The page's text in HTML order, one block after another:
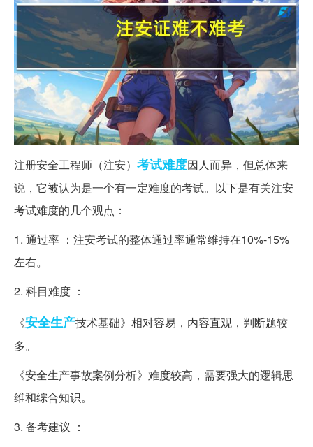
注册安全工程师（注安） 考试难度因人而异，但总体来
说，它被认为是一个有一定难度的考试。以下是有关注安
考试难度的几个观点：
1. 通过率 ：注安考试的整体通过率通常维持在10%-15%
左右。
2. 科目难度 ：
《安全生产技术基础》相对容易，内容直观，判断题较
多。
《安全生产事故案例分析》难度较高，需要强大的逻辑思
维和综合知识。
3. 备考建议 ：